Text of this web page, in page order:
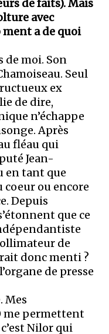
de faits). Mais
avec
a de quoi
de moi. Son
Seul
ex
de dire,
n’échappe
Après
fléau qui
Jean-
en tant que
coeur ou encore
Depuis
que ce
de
donc menti ?
de presse
Mes
me permettent
Nilor qui